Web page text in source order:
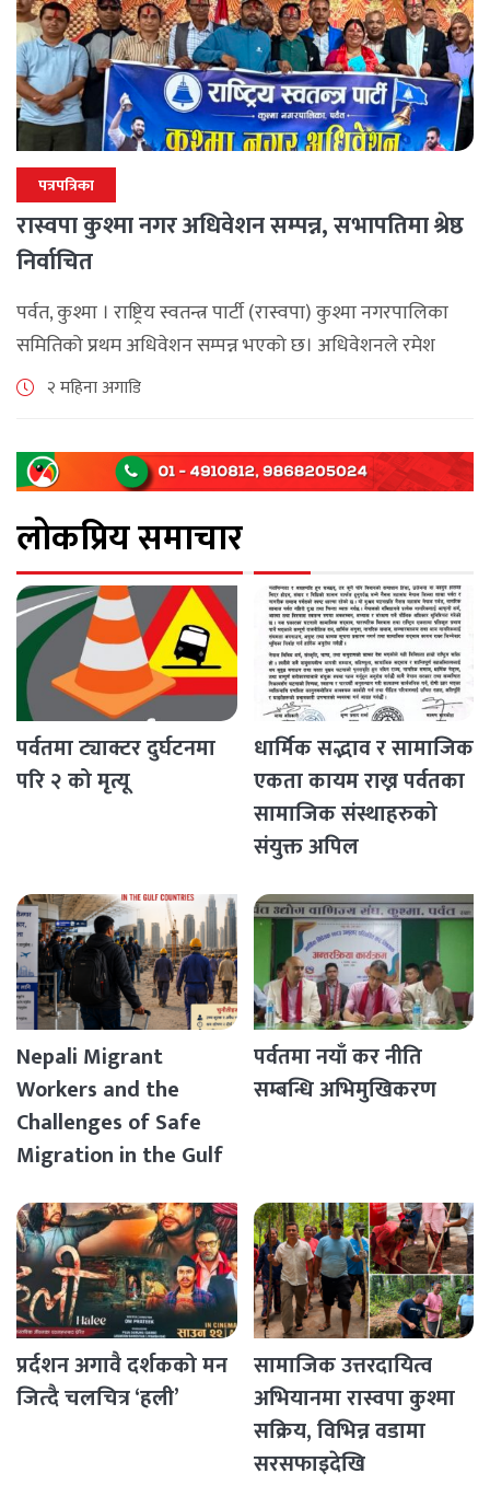
पत्रपत्रिका
रास्वपा कुश्मा नगर अधिवेशन सम्पन्न, सभापतिमा श्रेष्ठ
निर्वाचित
पर्वत, कुश्मा । राष्ट्रिय स्वतन्त्र पार्टी (रास्वपा) कुश्मा नगरपालिका
समितिको प्रथम अधिवेशन सम्पन्न भएको छ। अधिवेशनले रमेश
कुमार श्रेष्ठको अध्यक्षतामा नयाँ कार्यसमिति निर्वाचित गरेको छ।
२ महिना अगाडि
लोकप्रिय समाचार
पर्वतमा ट्याक्टर दुर्घटनमा
परि २ को मृत्यू
धार्मिक सद्भाव र सामाजिक
एकता कायम राख्न पर्वतका
सामाजिक संस्थाहरुको
संयुक्त अपिल
Nepali Migrant
Workers and the
Challenges of Safe
Migration in the Gulf
पर्वतमा नयाँ कर नीति
सम्बन्धि अभिमुखिकरण
प्रर्दशन अगावै दर्शकको मन
जित्दै चलचित्र ‘हली’
सामाजिक उत्तरदायित्व
अभियानमा रास्वपा कुश्मा
सक्रिय, विभिन्न वडामा
सरसफाइदेखि